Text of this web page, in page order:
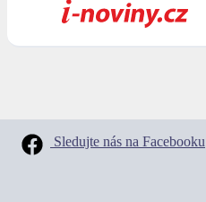
Sledujte nás na Facebooku